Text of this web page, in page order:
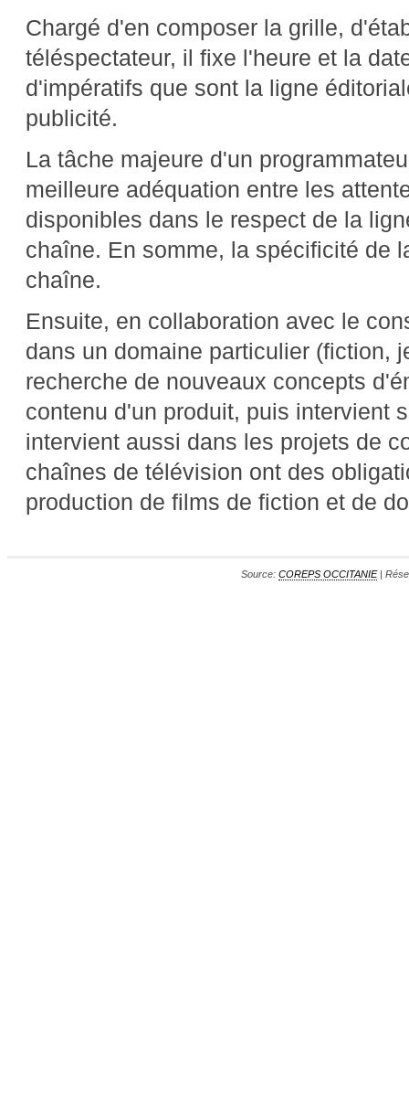
Chargé d'en composer la grille,
téléspectateur, il fixe l'heure et la
d'impératifs que sont la ligne
publicité.
La tâche majeure d'un
meilleure adéquation entre les
disponibles dans le respect de la
chaîne. En somme, la spécificité de
chaîne.
Ensuite, en collaboration avec le
dans un domaine particulier (fiction,
recherche de nouveaux concepts
contenu d'un produit, puis intervient
intervient aussi dans les projets de
chaînes de télévision ont des
production de films de fiction et de
Source: COREPS OCCITANIE|